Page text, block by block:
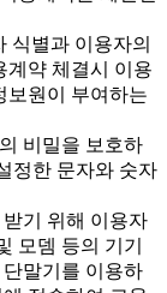
별과 이용자의
계약 체결시 이용
보원이 부여하는
비밀을 보호하
정한 문자와 숫자
기 위해 이용자
모뎀 등의 기기
말기를 이용하